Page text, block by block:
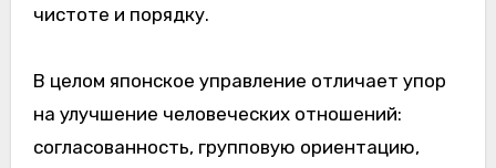
чистоте и порядку.
В целом японское управление отличает упор
на улучшение человеческих отношений:
согласованность, групповую ориентацию,